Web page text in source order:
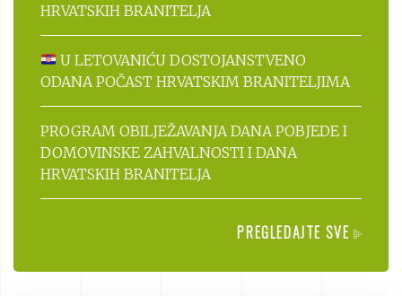
HRVATSKIH BRANITELJA
U LETOVANIĆU DOSTOJANSTVENO
ODANA POČAST HRVATSKIM BRANITELJIMA
PROGRAM OBILJEŽAVANJA DANA POBJEDE I
DOMOVINSKE ZAHVALNOSTI I DANA
HRVATSKIH BRANITELJA
PREGLEDAJTE SVE